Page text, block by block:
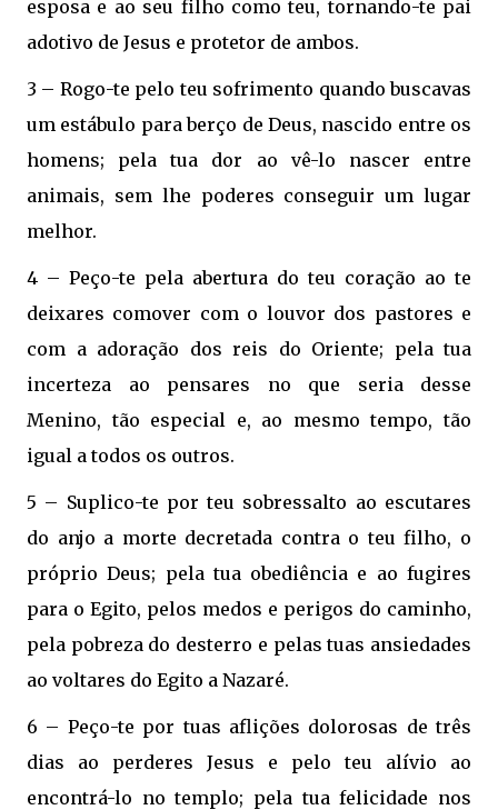
esposa e ao seu filho como teu, tornando-te pai
adotivo de Jesus e protetor de ambos.
3 – Rogo-te pelo teu sofrimento quando buscavas
um estábulo para berço de Deus, nascido entre os
homens; pela tua dor ao vê-lo nascer entre
animais, sem lhe poderes conseguir um lugar
melhor.
4 – Peço-te pela abertura do teu coração ao te
deixares comover com o louvor dos pastores e
com a adoração dos reis do Oriente; pela tua
incerteza ao pensares no que seria desse
Menino, tão especial e, ao mesmo tempo, tão
igual a todos os outros.
5 – Suplico-te por teu sobressalto ao escutares
do anjo a morte decretada contra o teu filho, o
próprio Deus; pela tua obediência e ao fugires
para o Egito, pelos medos e perigos do caminho,
pela pobreza do desterro e pelas tuas ansiedades
ao voltares do Egito a Nazaré.
6 – Peço-te por tuas aflições dolorosas de três
dias ao perderes Jesus e pelo teu alívio ao
encontrá-lo no templo; pela tua felicidade nos